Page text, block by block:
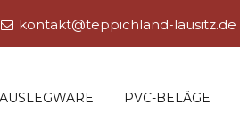
kontakt@teppichland-lausitz.de
AUSLEGWARE PVC-BELÄGE